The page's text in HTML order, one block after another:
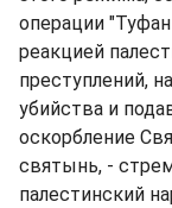
операции
реакцией
преступлений,
убийства и
оскорбление
святынь, -
палестинский